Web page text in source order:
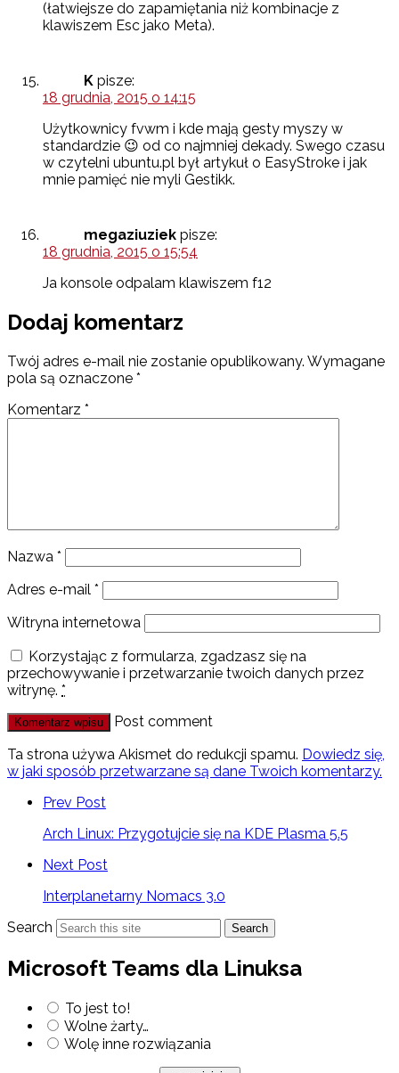
(łatwiejsze do zapamiętania niż kombinacje z
klawiszem Esc jako Meta).
K pisze:
18 grudnia, 2015 o 14:15
Użytkownicy fvwm i kde mają gesty myszy w
standardzie 😉 od co najmniej dekady. Swego czasu
w czytelni ubuntu.pl był artykuł o EasyStroke i jak
mnie pamięć nie myli Gestikk.
megaziuziek pisze:
18 grudnia, 2015 o 15:54
Ja konsole odpalam klawiszem f12
Dodaj komentarz
Twój adres e-mail nie zostanie opublikowany. Wymagane
pola są oznaczone *
Komentarz *
Nazwa *
Adres e-mail *
Witryna internetowa
Korzystając z formularza, zgadzasz się na
przechowywanie i przetwarzanie twoich danych przez
witrynę. *
Post comment
Ta strona używa Akismet do redukcji spamu. Dowiedz się,
w jaki sposób przetwarzane są dane Twoich komentarzy.
Prev Post
Arch Linux: Przygotujcie się na KDE Plasma 5.5
Next Post
Interplanetarny Nomacs 3.0
Search
Search
Microsoft Teams dla Linuksa
To jest to!
Wolne żarty…
Wolę inne rozwiązania